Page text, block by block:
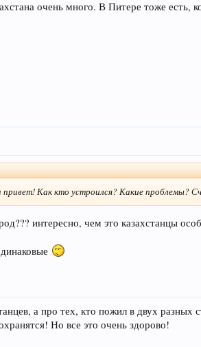
очень много. В Питере тоже есть,
Как кто устроился? Какие проблемы?
интересно, чем это казахстанцы
а про тех, кто пожил в двух
Но все это очень здорово!